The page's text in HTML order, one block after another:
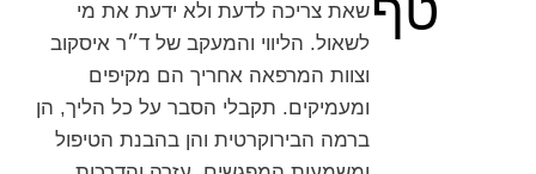
שאת צריכה לדעת ולא ידעת את מי
לשאול. הליווי והמעקב של ד״ר איסקוב
וצוות המרפאה אחריך הם מקיפים
ומעמיקים. תקבלי הסבר על כל הליך, הן
ברמה הבירוקרטית והן בהבנת הטיפול